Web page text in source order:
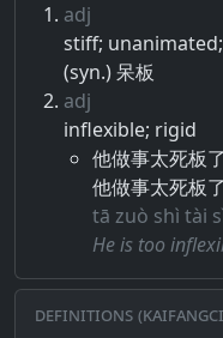
adj
stiff;
(syn.) 呆板
adj
inflexible; rigid
他做事太死板了
他做事太死板了
tā zuò shì tài
He is too
Definitions